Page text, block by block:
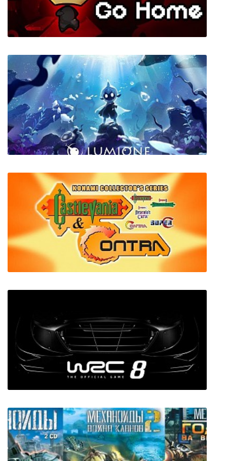
Night Call
Roll, Die, Go Home
Lumione
Konami Collector's Series: Castlevania &
Contra